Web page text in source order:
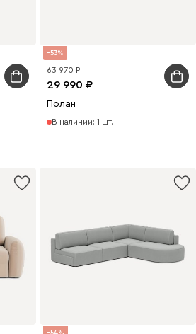
53
29 990
63 970
Полан
В наличии: 1 шт.
54